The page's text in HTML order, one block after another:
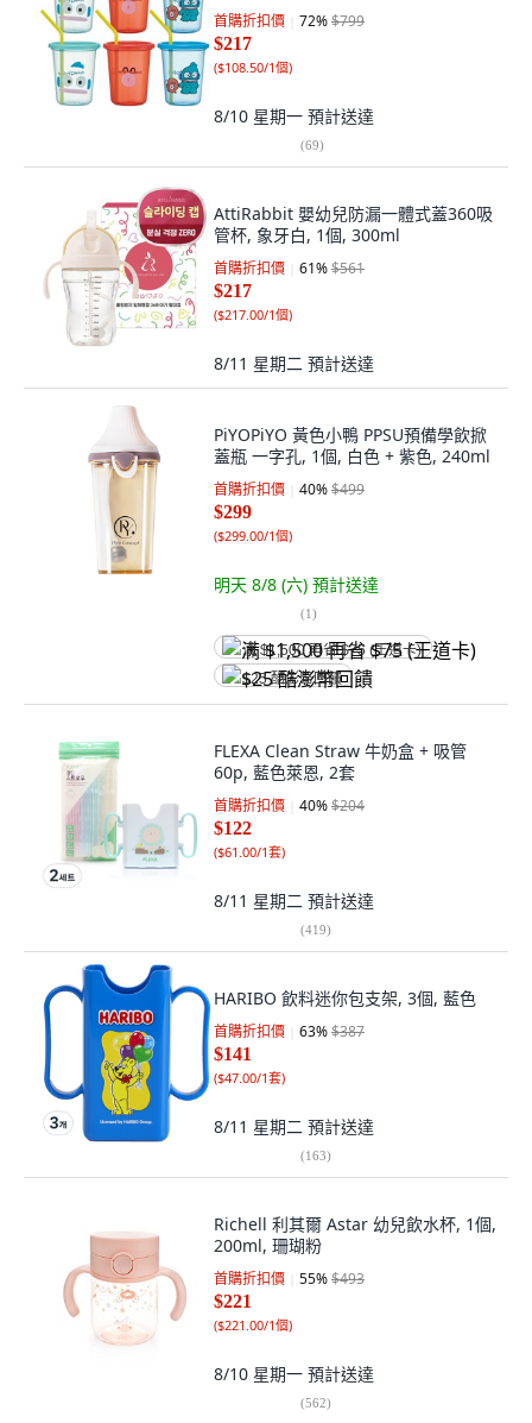
首購折扣價 72%$799
$217
($108.50/1個)
8/10 星期一 預計送達
(69)
AttiRabbit 嬰幼兒防漏一體式蓋360吸
管杯, 象牙白, 1個, 300ml
首購折扣價 61%$561
$217
($217.00/1個)
8/11 星期二 預計送達
PiYOPiYO 黃色小鴨 PPSU預備學飲掀
蓋瓶 一字孔, 1個, 白色 + 紫色, 240ml
首購折扣價 40%$499
$299
($299.00/1個)
明天 8/8 (六) 預計送達
(1)
满 $1,500 再省 $75 (王道卡)
$25 酷澎幣回饋
FLEXA Clean Straw 牛奶盒 + 吸管
60p, 藍色萊恩, 2套
首購折扣價 40%$204
$122
($61.00/1套)
8/11 星期二 預計送達
(419)
HARIBO 飲料迷你包支架, 3個, 藍色
首購折扣價 63%$387
$141
($47.00/1套)
8/11 星期二 預計送達
(163)
Richell 利其爾 Astar 幼兒飲水杯, 1個,
200ml, 珊瑚粉
首購折扣價 55%$493
$221
($221.00/1個)
8/10 星期一 預計送達
(562)